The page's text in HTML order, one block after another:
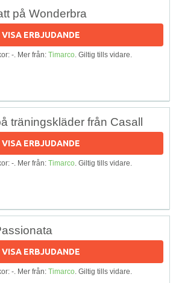
på Wonderbra
VISA ERBJUDANDE
-. Mer från: Timarco. Giltig tills vidare.
träningskläder från Casall
VISA ERBJUDANDE
-. Mer från: Timarco. Giltig tills vidare.
VISA ERBJUDANDE
-. Mer från: Timarco. Giltig tills vidare.